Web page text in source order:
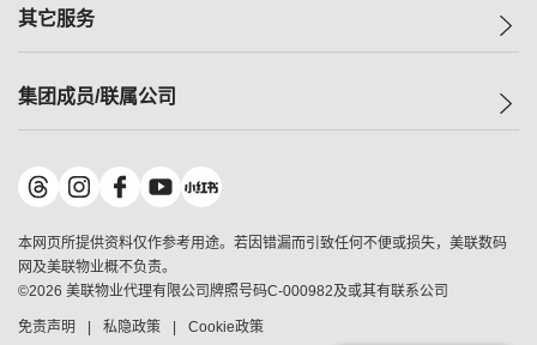
美联豪宅
独家楼盘
租房
查询热线
按揭计算机
负担能力计算机
转按计算机
缴款方式
指数
历史成交
小区成交排行榜
地区百科
其它服务
小区专页
美联精英会
美善会
地产经纪人管理协会
申报已递交的购楼开盘
集团成员/联属公司
美联物业
鋑联控股*
美联工商铺*
美联中国
美联澳门
美联金融集团
本网页所提供资料仅作参考用途。若因错漏而引致任何不便或损失，美联数码
网及美联物业概不负责。
©2026 美联物业代理有限公司牌照号码C-000982及或其有联系公司
免责声明 私隐政策 Cookie政策